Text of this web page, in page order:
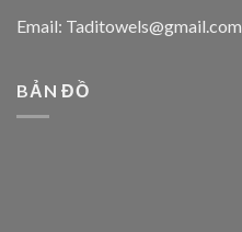
Email: Taditowels@gmail.com
BẢN ĐỒ